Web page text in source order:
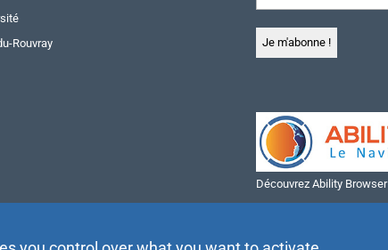
Rouvray
Découvrez Ability Browser